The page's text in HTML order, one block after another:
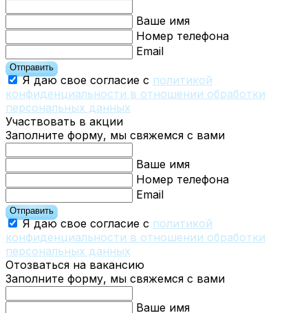
Ваше имя
Номер телефона
Email
Отправить
Я даю свое согласие с политикой
конфиденциальности в отношении обработки
персональных данных
Участвовать в акции
Заполните форму, мы свяжемся с вами
Ваше имя
Номер телефона
Email
Отправить
Я даю свое согласие с политикой
конфиденциальности в отношении обработки
персональных данных
Отозваться на вакансию
Заполните форму, мы свяжемся с вами
Ваше имя